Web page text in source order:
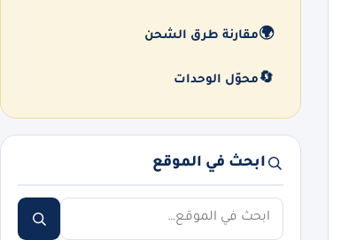
🌍مقارنة طرق الشحن
🔄 محوّل الوحدات
ابحث في الموقع
ابحث